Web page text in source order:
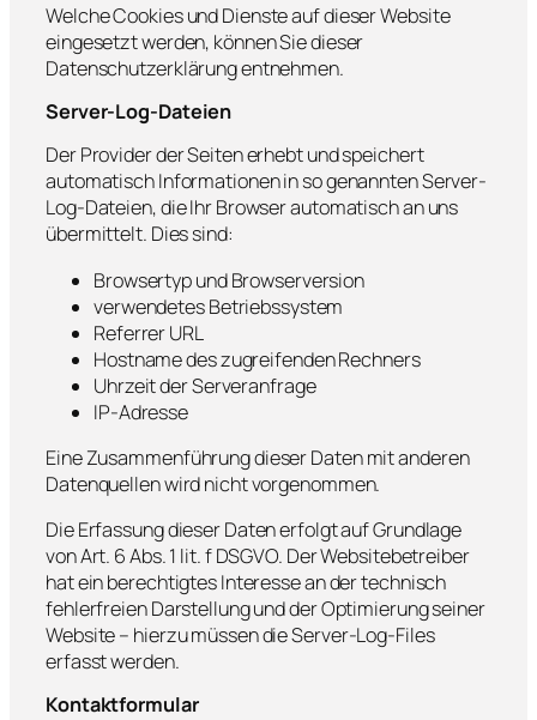
Welche Cookies und Dienste auf dieser Website
eingesetzt werden, können Sie dieser
Datenschutzerklärung entnehmen.
Server-Log-Dateien
Der Provider der Seiten erhebt und speichert
automatisch Informationen in so genannten Server-
Log-Dateien, die Ihr Browser automatisch an uns
übermittelt. Dies sind:
Browsertyp und Browserversion
verwendetes Betriebssystem
Referrer URL
Hostname des zugreifenden Rechners
Uhrzeit der Serveranfrage
IP-Adresse
Eine Zusammenführung dieser Daten mit anderen
Datenquellen wird nicht vorgenommen.
Die Erfassung dieser Daten erfolgt auf Grundlage
von Art. 6 Abs. 1 lit. f DSGVO. Der Websitebetreiber
hat ein berechtigtes Interesse an der technisch
fehlerfreien Darstellung und der Optimierung seiner
Website – hierzu müssen die Server-Log-Files
erfasst werden.
Kontaktformular